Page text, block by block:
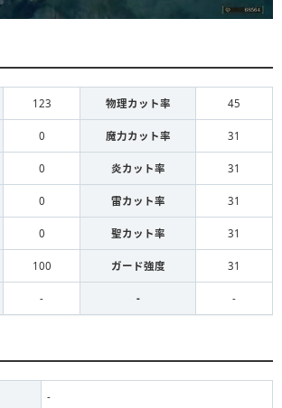
123 物理カット率 45
0 魔力カット率 31
0 炎カット率 31
0 雷カット率 31
0 聖カット率 31
100 ガード強度 31
- - -
-